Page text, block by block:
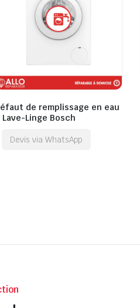
de remplissage en eau
Lave-Linge Bosch
Devis via WhatsApp